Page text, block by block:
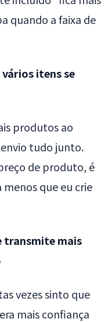
quando a faixa de
itens se
produtos ao
tudo junto.
de produto, é
que eu crie
transmite mais
vezes sinto que
mais confiança